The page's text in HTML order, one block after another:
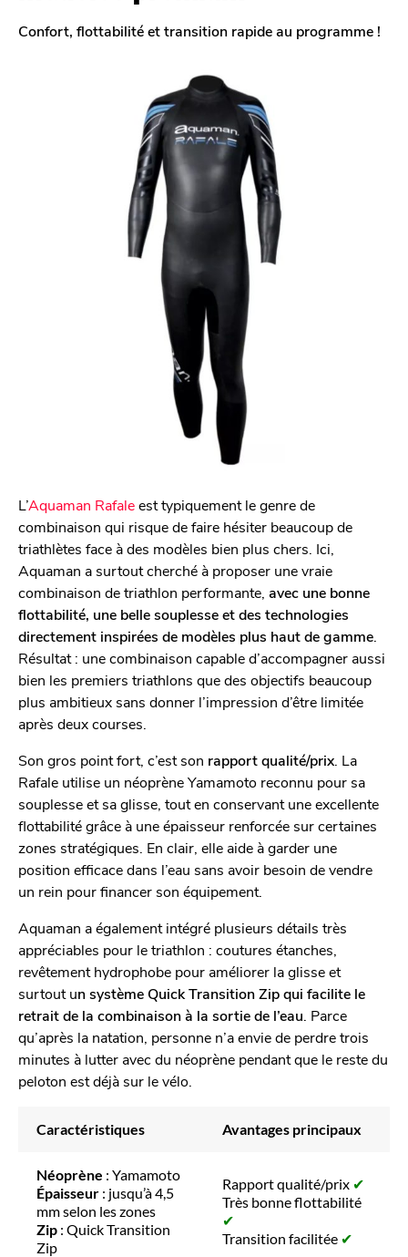
Confort, flottabilité et transition rapide au programme !
L’Aquaman Rafaleest typiquement le genre de
combinaison qui risque de faire hésiter beaucoup de
triathlètes face à des modèles bien plus chers. Ici,
Aquaman a surtout cherché à proposer une vraie
combinaison de triathlon performante, avec une bonne
flottabilité, une belle souplesse et des technologies
directement inspirées de modèles plus haut de gamme
Résultat : une combinaison capable d’accompagner aussi
bien les premiers triathlons que des objectifs beaucoup
plus ambitieux sans donner l’impression d’être limitée
après deux courses.
Son gros point fort, c’est son rapport qualité/prix . La
Rafale utilise un néoprène Yamamoto reconnu pour sa
souplesse et sa glisse, tout en conservant une excellente
flottabilité grâce à une épaisseur renforcée sur certaines
zones stratégiques. En clair, elle aide à garder une
position efficace dans l’eau sans avoir besoin de vendre
un rein pour financer son équipement.
Aquaman a également intégré plusieurs détails très
appréciables pour le triathlon : coutures étanches,
revêtement hydrophobe pour améliorer la glisse et
surtout un système Quick Transition Zip qui facilite le
retrait de la combinaison à la sortie de l’eau . Parce
qu’après la natation, personne n’a envie de perdre trois
minutes à lutter avec du néoprène pendant que le reste du
peloton est déjà sur le vélo.
Caractéristiques Avantages principaux
Néoprène : Yamamoto
Épaisseur : jusqu’à 4,5
mm selon les zones
Zip : Quick Transition
Zip
Rapport qualité/prix ✔
Très bonne flottabilité
✔
Transition facilitée ✔